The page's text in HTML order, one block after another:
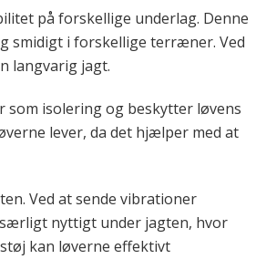
på forskellige underlag. Denne
smidigt i forskellige terræner. Ved
langvarig jagt.
som isolering og beskytter løvens
lever, da det hjælper med at
Ved at sende vibrationer
nyttigt under jagten, hvor
kan løverne effektivt